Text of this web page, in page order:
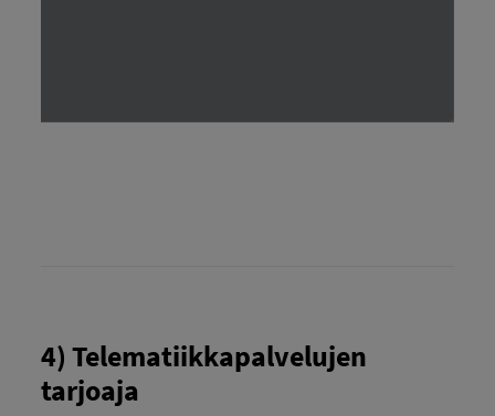
4) Telematiikkapalvelujen
tarjoaja